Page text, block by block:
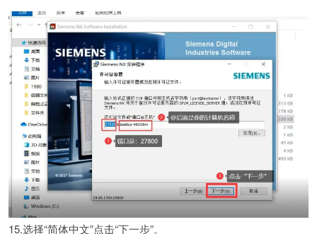
15.选择“简体中文”点击“下一步”。